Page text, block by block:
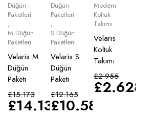
Düğün
Paketleri
,
M Düğün
Paketleri
Velaris M
Düğün
Paketi
£15.173
£14.135
Düğün
Paketleri
,
S Düğün
Paketleri
Velaris S
Düğün
Paketi
£12.165
£10.583
Modern
Koltuk
Takımı
Velaris
Koltuk
Takımı
£2.955
£2.628